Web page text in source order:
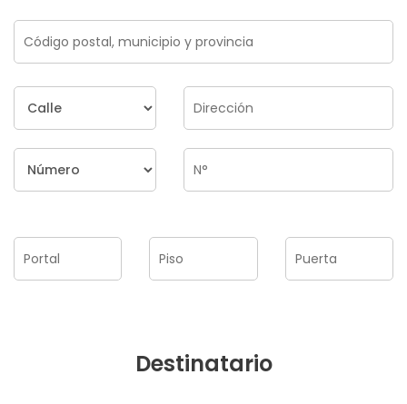
Destinatario